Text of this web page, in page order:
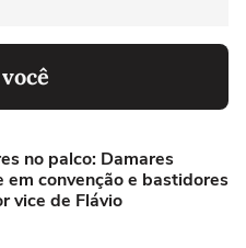
no palco: Damares
em convenção e bastidores
vice de Flávio